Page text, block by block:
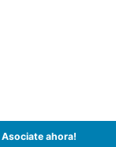
Asociate ahora!